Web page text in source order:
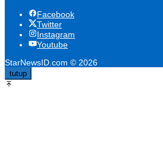
Facebook
Twitter
Instagram
Youtube
StarNewsID.com © 2026
tutup